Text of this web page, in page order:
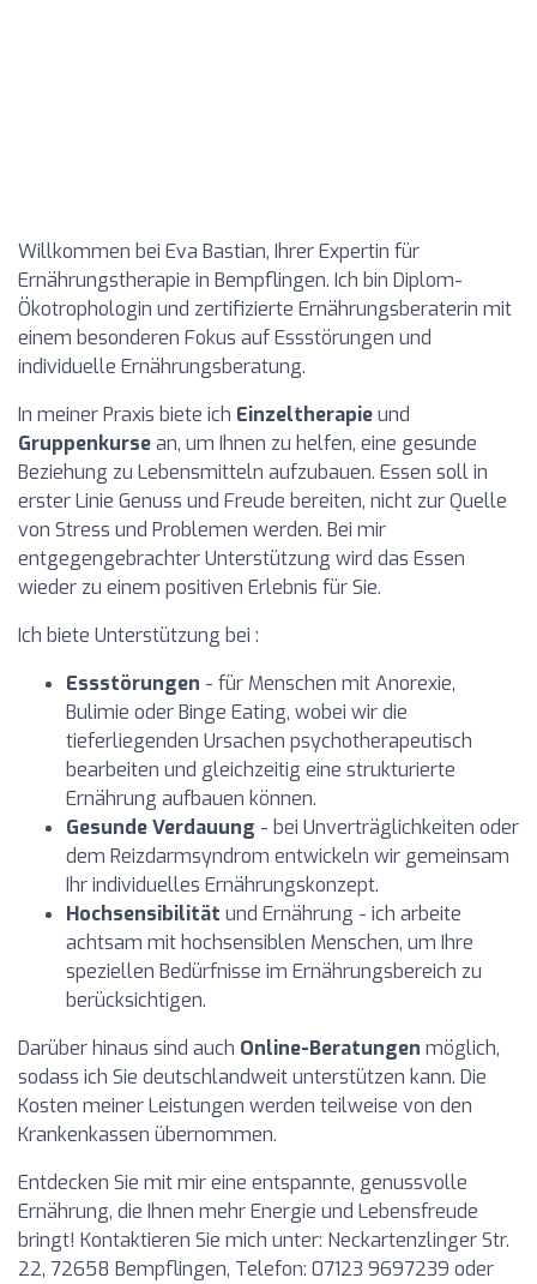
Willkommen bei Eva Bastian, Ihrer Expertin für
Ernährungstherapie in Bempflingen. Ich bin Diplom-
Ökotrophologin und zertifizierte Ernährungsberaterin mit
einem besonderen Fokus auf Essstörungen und
individuelle Ernährungsberatung.
In meiner Praxis biete ich Einzeltherapieund
Gruppenkursean, um Ihnen zu helfen, eine gesunde
Beziehung zu Lebensmitteln aufzubauen. Essen soll in
erster Linie Genuss und Freude bereiten, nicht zur Quelle
von Stress und Problemen werden. Bei mir
entgegengebrachter Unterstützung wird das Essen
wieder zu einem positiven Erlebnis für Sie.
Ich biete Unterstützung bei :
Essstörungen - für Menschen mit Anorexie,
Bulimie oder Binge Eating, wobei wir die
tieferliegenden Ursachen psychotherapeutisch
bearbeiten und gleichzeitig eine strukturierte
Ernährung aufbauen können.
Gesunde Verdauung - bei Unverträglichkeiten oder
dem Reizdarmsyndrom entwickeln wir gemeinsam
Ihr individuelles Ernährungskonzept.
Hochsensibilität und Ernährung - ich arbeite
achtsam mit hochsensiblen Menschen, um Ihre
speziellen Bedürfnisse im Ernährungsbereich zu
berücksichtigen.
Darüber hinaus sind auch Online-Beratungen möglich,
sodass ich Sie deutschlandweit unterstützen kann. Die
Kosten meiner Leistungen werden teilweise von den
Krankenkassen übernommen.
Entdecken Sie mit mir eine entspannte, genussvolle
Ernährung, die Ihnen mehr Energie und Lebensfreude
bringt! Kontaktieren Sie mich unter: Neckartenzlinger Str.
22, 72658 Bempflingen, Telefon: 07123 9697239 oder